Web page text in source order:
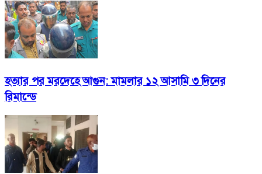
হত্যার পর মরদেহে আগুন: মামলার ১২ আসামি ৩ দিনের
রিমান্ডে